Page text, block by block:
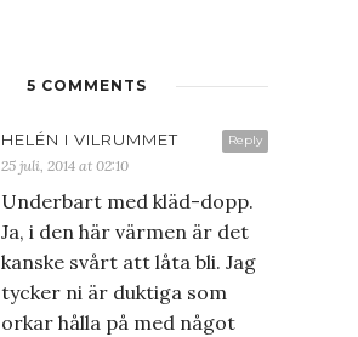
5 COMMENTS
Reply
HELÉN I VILRUMMET
25 juli, 2014 at 02:10
Underbart med kläd-dopp.
Ja, i den här värmen är det
kanske svårt att låta bli. Jag
tycker ni är duktiga som
orkar hålla på med något